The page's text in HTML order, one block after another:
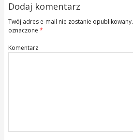
Dodaj komentarz
Twój adres e-mail nie zostanie opublikowany.
oznaczone *
Komentarz